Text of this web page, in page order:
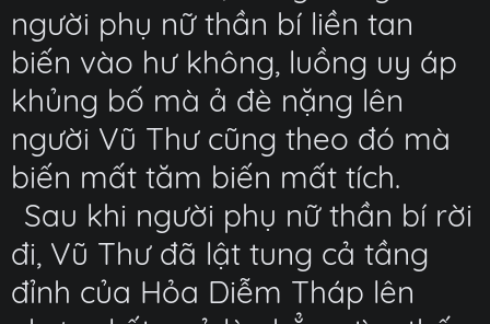
người phụ nữ thần bí liền tan
biến vào hư không, luồng uy áp
khủng bố mà ả đè nặng lên
người Vũ Thư cũng theo đó mà
biến mất tăm biến mất tích.
Sau khi người phụ nữ thần bí rời
đi, Vũ Thư đã lật tung cả tầng
đỉnh của Hỏa Diễm Tháp lên